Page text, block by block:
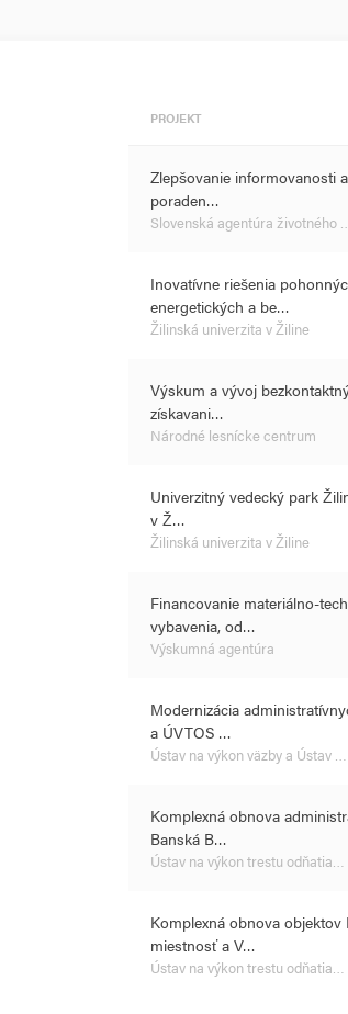
PROJEKT
Zlepšovanie informovanosti
poraden…
Slovenská agentúra životného
Inovatívne riešenia
energetických a be…
Žilinská univerzita v Žiline
Výskum a vývoj
získavani…
Národné lesnícke centrum
Univerzitný vedecký park
v Ž…
Žilinská univerzita v Žiline
Financovanie materiálno-
vybavenia, od…
Výskumná agentúra
Modernizácia
a ÚVTOS …
Ústav na výkon väzby a Ústav …
Komplexná obnova
Banská B…
Ústav na výkon trestu odňatia…
Komplexná obnova objektov
miestnosť a V…
Ústav na výkon trestu odňatia…